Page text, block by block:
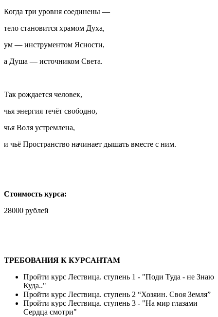
Когда три уровня соединены —
тело становится храмом Духа,
ум — инструментом Ясности,
а Душа — источником Света.
Так рождается человек,
чья энергия течёт свободно,
чья Воля устремлена,
и чьё Пространство начинает дышать вместе с ним.
Стоимость курса:
28000 рублей
ТРЕБОВАНИЯ К КУРСАНТАМ
Пройти курс Лествица. ступень 1 - "Поди Туда - не Знаю
Куда.."
Пройти курс Лествица. ступень 2 “Хозяин. Своя Земля”
Пройти курс Лествица. ступень 3 - "На мир глазами
Сердца смотри"